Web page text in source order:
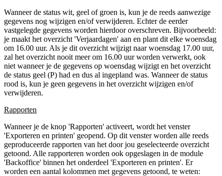
Wanneer de status wit, geel of groen is, kun je de reeds aanwezige
gegevens nog wijzigen en/of verwijderen. Echter de eerder
vastgelegde gegevens worden hierdoor overschreven. Bijvoorbeeld:
je maakt het overzicht 'Verjaardagen' aan en plant dit elke woensdag
om 16.00 uur. Als je dit overzicht wijzigt naar woensdag 17.00 uur,
zal het overzicht nooit meer om 16.00 uur worden verwerkt, ook
niet wanneer je de gegevens op woensdag wijzigt en het overzicht
de status geel (P) had en dus al ingepland was. Wanneer de status
rood is, kun je geen gegevens in het overzicht wijzigen en/of
verwijderen.
Rapporten
Wanneer je de knop 'Rapporten' activeert, wordt het venster
'Exporteren en printen' geopend. Op dit venster worden alle reeds
geproduceerde rapporten van het door jou geselecteerde overzicht
getoond. Alle rapporteren worden ook opgeslagen in de module
'Backoffice' binnen het onderdeel 'Exporteren en printen'. Er
worden een aantal kolommen met gegevens getoond, te weten: